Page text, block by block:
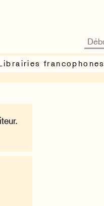
francophones